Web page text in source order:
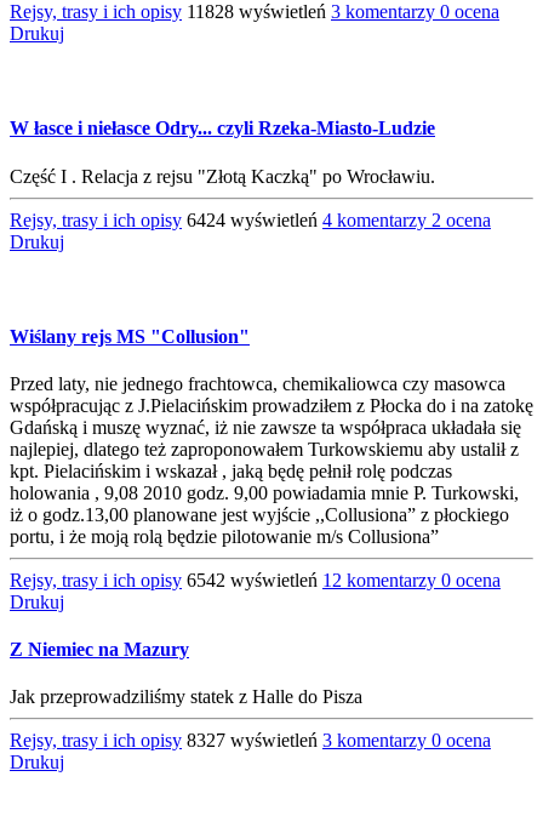
Rejsy, trasy i ich opisy 11828 wyświetleń 3 komentarzy 0 ocena
Drukuj
W łasce i niełasce Odry... czyli Rzeka-Miasto-Ludzie
Część I . Relacja z rejsu "Złotą Kaczką" po Wrocławiu.
Rejsy, trasy i ich opisy 6424 wyświetleń 4 komentarzy 2 ocena
Drukuj
Wiślany rejs MS "Collusion"
Przed laty, nie jednego frachtowca, chemikaliowca czy masowca
współpracując z J.Pielacińskim prowadziłem z Płocka do i na zatokę
Gdańską i muszę wyznać, iż nie zawsze ta współpraca układała się
najlepiej, dlatego też zaproponowałem Turkowskiemu aby ustalił z
kpt. Pielacińskim i wskazał , jaką będę pełnił rolę podczas
holowania , 9,08 2010 godz. 9,00 powiadamia mnie P. Turkowski,
iż o godz.13,00 planowane jest wyjście ,,Collusiona” z płockiego
portu, i że moją rolą będzie pilotowanie m/s Collusiona”
Rejsy, trasy i ich opisy 6542 wyświetleń 12 komentarzy 0 ocena
Drukuj
Z Niemiec na Mazury
Jak przeprowadziliśmy statek z Halle do Pisza
Rejsy, trasy i ich opisy 8327 wyświetleń 3 komentarzy 0 ocena
Drukuj